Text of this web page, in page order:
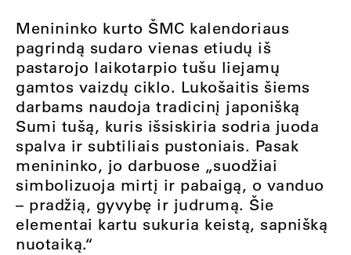
Menininko kurto ŠMC kalendoriaus
pagrindą sudaro vienas etiudų iš
pastarojo laikotarpio tušu liejamų
gamtos vaizdų ciklo. Lukošaitis šiems
darbams naudoja tradicinį japonišką
Sumi tušą, kuris išsiskiria sodria juoda
spalva ir subtiliais pustoniais. Pasak
menininko, jo darbuose „suodžiai
simbolizuoja mirtį ir pabaigą, o vanduo
– pradžią, gyvybę ir judrumą. Šie
elementai kartu sukuria keistą, sapnišką
nuotaiką.“